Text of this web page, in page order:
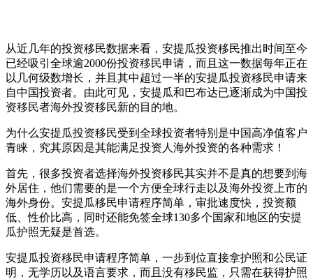
从近几年的投资移民数据来看，安提瓜投资移民推出时间至今
已经吸引全球逾2000份投资移民申请，而且这一数据每年正在
以几何级数增长，并且其中超过一半的安提瓜投资移民申请来
自中国投资者。由此可见，安提瓜和巴布达已逐渐成为中国投
资移民者海外投资移民新的目的地。
为什么安提瓜投资移民受到全球投资者特别是中国高净值客户
青睐，究其原因是其能满足投资人海外投资的各种需求！
首先，很多投资者选择海外投资移民其实并不是真的想要到海
外居住，他们需要的是一个方便全球行走以及海外投资上市的
海外身份。安提瓜移民申请程序简单，审批速度快，投资额
低、性价比高，同时还能免签全球130多个国家和地区的安提
瓜护照无疑是首选。
安提瓜投资移民申请程序简单，一步到位直接拿护照和公民证
明，无学历以及语言要求，而且没有移民监，只需在获得护照